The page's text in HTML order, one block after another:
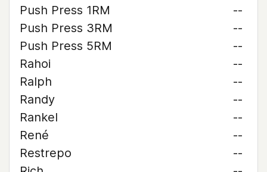
Push Press 1RM
--
Push Press 3RM
--
Push Press 5RM
--
Rahoi
--
Ralph
--
Randy
--
Rankel
--
René
--
Restrepo
--